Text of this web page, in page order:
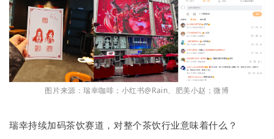
图片来源：瑞幸咖啡；小红书@Rain、肥美小赵；微博
瑞幸持续加码茶饮赛道，对整个茶饮行业意味着什么？